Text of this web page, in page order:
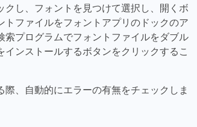
し、フォントを見つけて選択し、開くボ
ファイルをフォントアプリのドックのア
プログラムでフォントファイルをダブル
ンストールするボタンをクリックするこ
、自動的にエラーの有無をチェックしま